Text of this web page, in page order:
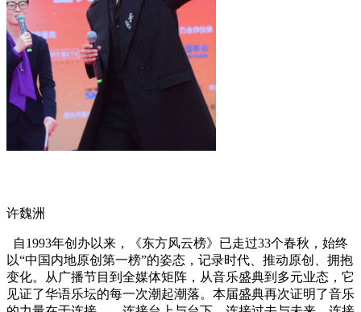
许魏洲
自1993年创办以来，《东方风云榜》已走过33个春秋，始终
以“中国内地原创第一榜”的姿态，记录时代、推动原创、拥抱
变化。从广播节目到全媒体矩阵，从音乐盛典到多元业态，它
见证了华语乐坛的每一次潮起潮落。本届盛典再次证明了音乐